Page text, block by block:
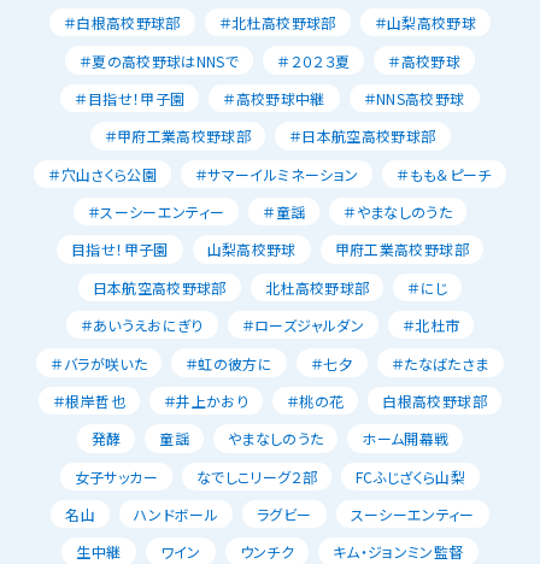
＃白根高校野球部
＃北杜高校野球部
＃山梨高校野球
＃夏の高校野球はNNSで
＃２０２３夏
＃高校野球
＃目指せ！甲子園
＃高校野球中継
＃NNS高校野球
＃甲府工業高校野球部
＃日本航空高校野球部
＃穴山さくら公園
＃サマーイルミネーション
＃もも＆ピーチ
＃スーシーエンティー
＃童謡
＃やまなしのうた
目指せ！甲子園
山梨高校野球
甲府工業高校野球部
日本航空高校野球部
北杜高校野球部
＃にじ
＃あいうえおにぎり
＃ローズジャルダン
＃北杜市
＃バラが咲いた
＃虹の彼方に ＃七夕
＃たなばたさま
＃根岸哲也
＃井上かおり ＃桃の花
白根高校野球部
発酵
童謡 やまなしのうた
ホーム開幕戦
女子サッカー
なでしこリーグ２部
FCふじざくら山梨
名山
ハンドボール ラグビー
スーシーエンティー
生中継
ワイン ウンチク
キム・ジョンミン監督